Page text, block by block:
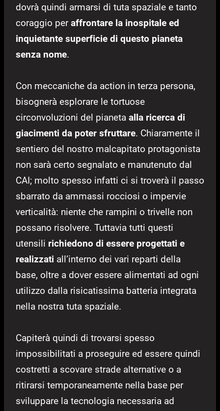
dovrà quindi armarsi di tuta spaziale e tanto
coraggio peraffrontare la inospitale ed
inquietante superficie di questo pianeta
senza nome.
Con meccaniche da action in terza persona,
bisognerà esplorare le tortuose
circonvoluzioni del pianeta alla ricerca di
giacimenti da poter sfruttare. Chiaramente il
sentiero del nostro malcapitato protagonista
non sarà certo segnalato e manutenuto dal
CAI; molto spesso infatti ci si troverà il passo
sbarrato da ammassi rocciosi o impervie
verticalità: niente che rampini o trivelle non
possano risolvere. Tuttavia tutti questi
utensili richiedono di essere progettati e
realizzati all’interno dei vari reparti della
base, oltre a dover essere alimentati ad ogni
utilizzo dalla risicatissima batteria integrata
nella nostra tuta spaziale.
Capiterà quindi di trovarsi spesso
impossibilitati a proseguire ed essere quindi
costretti a scovare strade alternative o a
ritirarsi temporaneamente nella base per
sviluppare la tecnologia necessaria ad